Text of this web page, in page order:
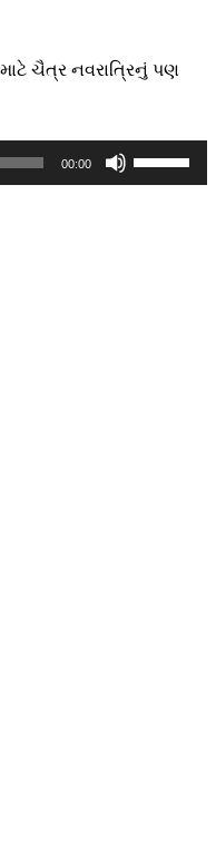
ચૈત્ર નવરાત્રિનું પણ
00:00
Up/Down
Arrow